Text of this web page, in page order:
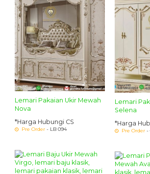
Lemari Pakaian Ukir Mewah
Nova
*Harga Hubungi CS
Pre Order - LB 094
Lemari
Selena
*Harga
Pre Order -